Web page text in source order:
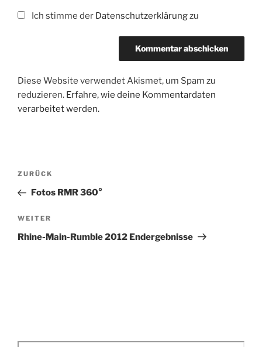
Ich stimme der Datenschutzerklärungzu
Diese Website verwendet Akismet, um Spam zu
reduzieren. Erfahre, wie deine Kommentardaten
verarbeitet werden.
Beitragsnavigation
Vorheriger
Beitrag
ZURÜCK
Fotos RMR 360°
Nächster
Beitrag
WEITER
Rhine-Main-Rumble 2012 Endergebnisse